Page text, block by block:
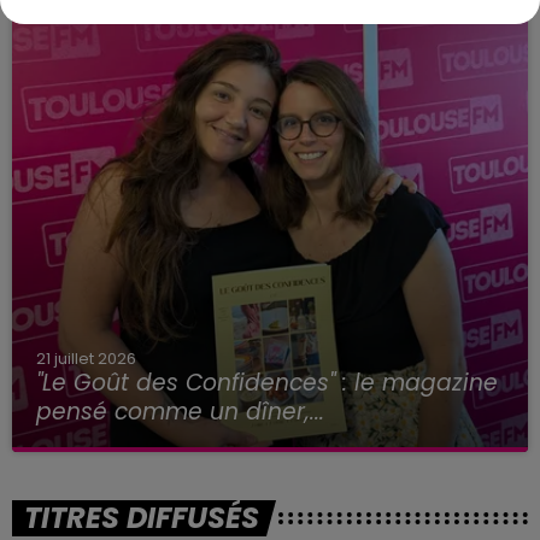
21 juillet 2026
"Le Goût des Confidences" : le magazine
pensé comme un dîner,...
TITRES DIFFUSÉS